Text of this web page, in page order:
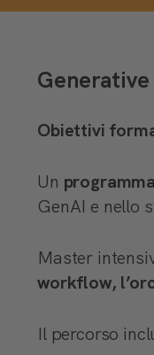
Obiettivi
Un
GenAI e nello
Master
workflow,
Il percorso